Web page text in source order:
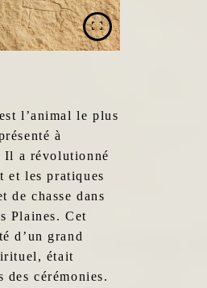
l’animal le plus
à
Il a révolutionné
et les pratiques
de chasse dans
Plaines. Cet
d’un grand
était
des cérémonies.